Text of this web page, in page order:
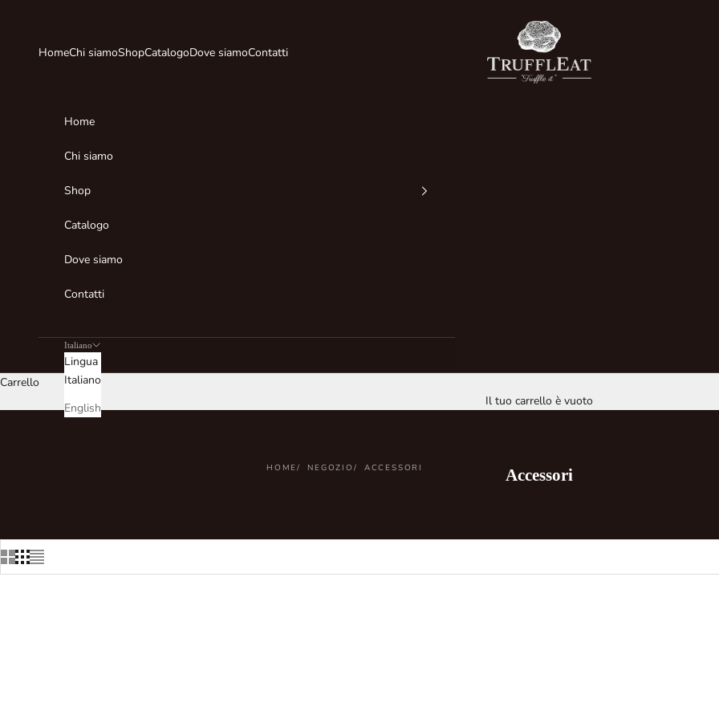
Truffleat Italia
HomeChi siamoShopCatalogoDove siamoContatti
Home
Chi siamo
Shop
Catalogo
Dove siamo
Contatti
Italiano
Lingua
Italiano
English
Carrello
Il tuo carrello è vuoto
HOME NEGOZIO ACCESSORI Accessori